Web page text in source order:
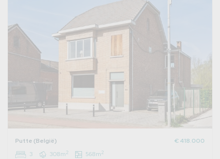
Putte (België)
€ 418.000
3
308m2 568m2